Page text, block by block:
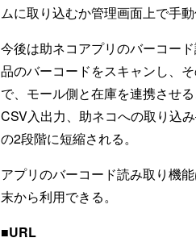
ムに取り込むか管理画面上で手
今後は助ネコアプリのバーコー
品のバーコードをスキャンし、
で、モール側と在庫を連携させ
CSV入出力、助ネコへの取り込
の2段階に短縮される。
アプリのバーコード読み取り機
末から利用できる。
■URL